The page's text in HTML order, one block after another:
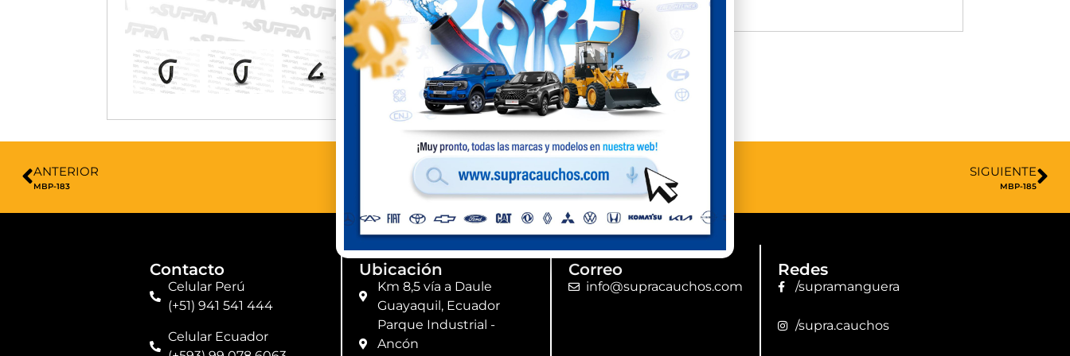
ANTERIOR
MBP-183
SIGUIENTE
MBP-185
Contacto
Celular Perú
(+51) 941 541 444
Celular Ecuador
Ubicación
Km 8,5 vía a Daule
Guayaquil, Ecuador
Parque Industrial -
Ancón
Correo
info@supracauchos.com
Redes
/supramanguera
/supra.cauchos